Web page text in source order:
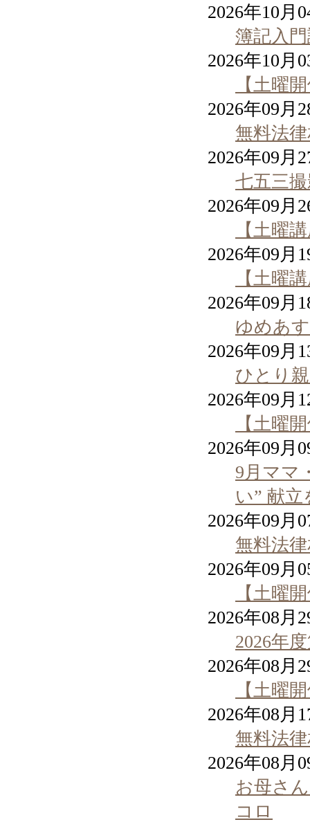
2026年10月
簿記入
2026年10月
【土曜
2026年09月
無料法
2026年09月
七五三
2026年09月
【土曜
2026年09月
【土曜
2026年09月
ゆめあ
2026年09月
ひとり
2026年09月
【土曜
2026年09月
9月ママ
い” 献
2026年09月
無料法
2026年09月
【土曜
2026年08月
2026年
2026年08月
【土曜
2026年08月
無料法
2026年08月
お母さ
コロ